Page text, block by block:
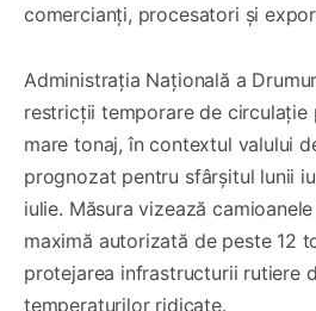
comercianți, procesatori și
Administrația Națională a
restricții temporare de circulație
mare tonaj, în contextul valului
prognozat pentru sfârșitul lunii
iulie. Măsura vizează
maximă autorizată de peste 12
protejarea infrastructurii rutiere
temperaturilor ridicate.